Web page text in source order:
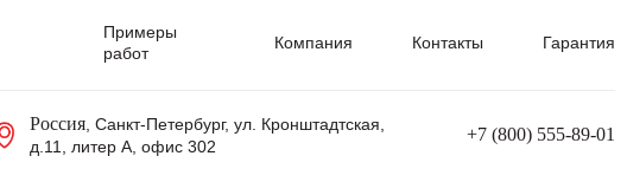
Примеры
работ
Компания Контакты Гарантия
Россия, Санкт-Петербург, ул. Кронштадтская,
д.11, литер А, офис 302
+7 (800) 555-89-01